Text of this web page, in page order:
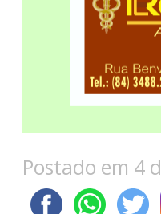
Postado em 4